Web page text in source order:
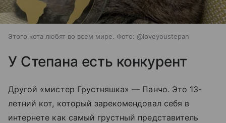
Этого кота любят во всем мире. Фото: @loveyoustepan
У Степана есть конкурент
Другой «мистер Грустняшка»— Панчо. Это 13-
летний кот, который зарекомендовал себя в
интернете как самый грустный представитель